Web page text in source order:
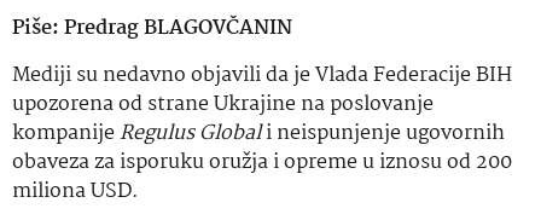
Piše: Predrag BLAGOVČANIN
Mediji su nedavno objavili da je Vlada Federacije BIH
upozorena od strane Ukrajine na poslovanje
kompanijeRegulus Globali neispunjenje ugovornih
obaveza za isporuku oružja i opreme u iznosu od 200
miliona USD.